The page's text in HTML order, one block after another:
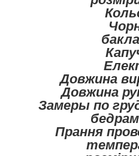
Довжина
Довжина
Замеры по
Прання